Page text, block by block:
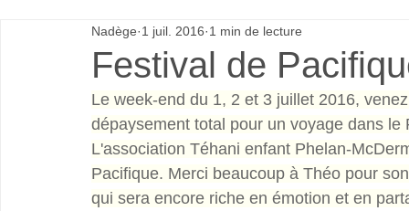
Festival de
Nadège 1 juil. 2016 1 min de lecture
Le week-end du 1, 2 et 3 juillet 2016,
dépaysement total pour un voyage dans le
L'association Téhani enfant Phelan-
Pacifique. Merci beaucoup à Théo pour
qui sera encore riche en émotion et en